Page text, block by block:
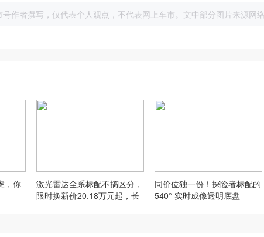
作者撰写，仅代表个人观点，不代表网上车市。文中部分图片来源网络
，你
激光雷达全系标配不搞区分，
限时换新价20.18万元起，长
同价位独一份！探险者标配的
540° 实时成像透明底盘